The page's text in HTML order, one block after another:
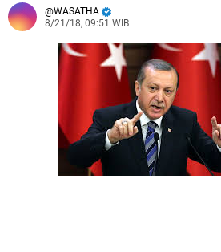
WASATHA
8/21/18, 09:51 WIB